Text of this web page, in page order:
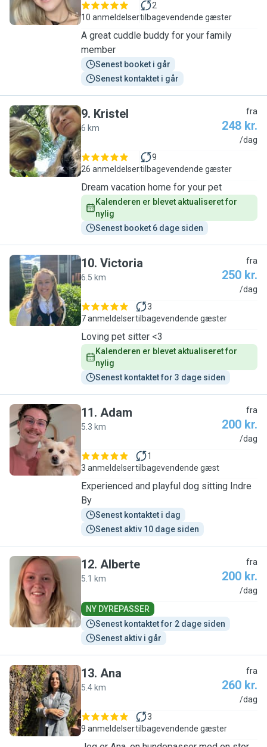
10 anmeldelser
2
tilbagevendende gæster
A great cuddle buddy for your family
member
Senest booket i går
Senest kontaktet i går
K
9. Kristel
6 km
fra
248 kr.
/dag
26 anmeldelser
9
tilbagevendende gæster
Dream vacation home for your pet
Kalenderen er blevet aktualiseret for
nylig
Senest booket 6 dage siden
V
10. Victoria
6.5 km
fra
250 kr.
/dag
7 anmeldelser
3
tilbagevendende gæster
Loving pet sitter <3
Kalenderen er blevet aktualiseret for
nylig
Senest kontaktet for 3 dage siden
A
11. Adam
5.3 km
fra
200 kr.
/dag
3 anmeldelser
1
tilbagevendende gæst
Experienced and playful dog sitting Indre
By
Senest kontaktet i dag
Senest aktiv 10 dage siden
A
12. Alberte
5.1 km
fra
200 kr.
/dag
NY DYREPASSER
Senest kontaktet for 2 dage siden
Senest aktiv i går
A
13. Ana
5.4 km
fra
260 kr.
/dag
9 anmeldelser
3
tilbagevendende gæster